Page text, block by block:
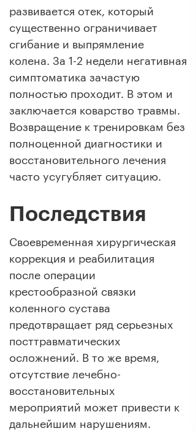
развивается отек, который
существенно ограничивает
сгибание и выпрямление
колена. За 1-2 недели негативная
симптоматика зачастую
полностью проходит. В этом и
заключается коварство травмы.
Возвращение к тренировкам без
полноценной диагностики и
восстановительного лечения
часто усугубляет ситуацию.
Последствия
Своевременная хирургическая
коррекция и реабилитация
после операции
крестообразной связки
коленного сустава
предотвращает ряд серьезных
посттравматических
осложнений. В то же время,
отсутствие лечебно-
восстановительных
мероприятий может привести к
дальнейшим нарушениям.